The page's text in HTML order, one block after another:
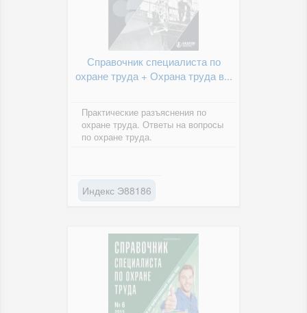
Справочник специалиста по
охране труда + Охрана труда в...
Практические разъяснения по
охране труда. Ответы на вопросы
по охране труда.
Индекс Э88186